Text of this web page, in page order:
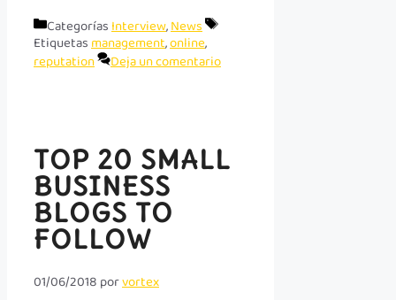
CategoríasInterview,News
Etiquetasmanagement,online,
reputation
Deja un comentario
TOP 20 SMALL
BUSINESS
BLOGS TO
FOLLOW
01/06/2018 porvortex